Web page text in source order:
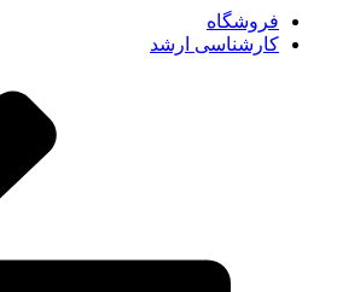
فروشگاه
کارشناسی ارشد